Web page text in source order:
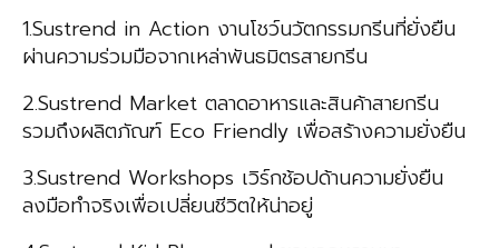
1.Sustrend in Action งานโชว์นวัตกรรมกรีนที่ยั่งยืน
ผ่านความร่วมมือจากเหล่าพันธมิตรสายกรีน
2.Sustrend Market ตลาดอาหารและสินค้าสายกรีน
รวมถึงผลิตภัณฑ์ Eco Friendly เพื่อสร้างความยั่งยืน
3.Sustrend Workshops เวิร์กช้อปด้านความยั่งยืน
ลงมือทำจริงเพื่อเปลี่ยนชีวิตให้น่าอยู่